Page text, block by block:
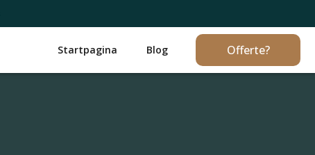
Startpagina Blog Offerte?